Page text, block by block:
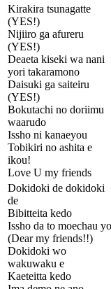
Kirakira tsunagatte
(YES!)
Nijiiro ga afureru
(YES!)
Deaeta kiseki wa nani
yori takaramono
Daisuki ga saiteiru
(YES!)
Bokutachi no doriimu
waarudo
Issho ni kanaeyou
Tobikiri no ashita e
ikou!
Love U my friends
Dokidoki de dokidoki
de
Bibitteita kedo
Issho da to moechau yo
(Dear my friends!!)
Dokidoki wo
wakuwaku e
Kaeteitta kedo